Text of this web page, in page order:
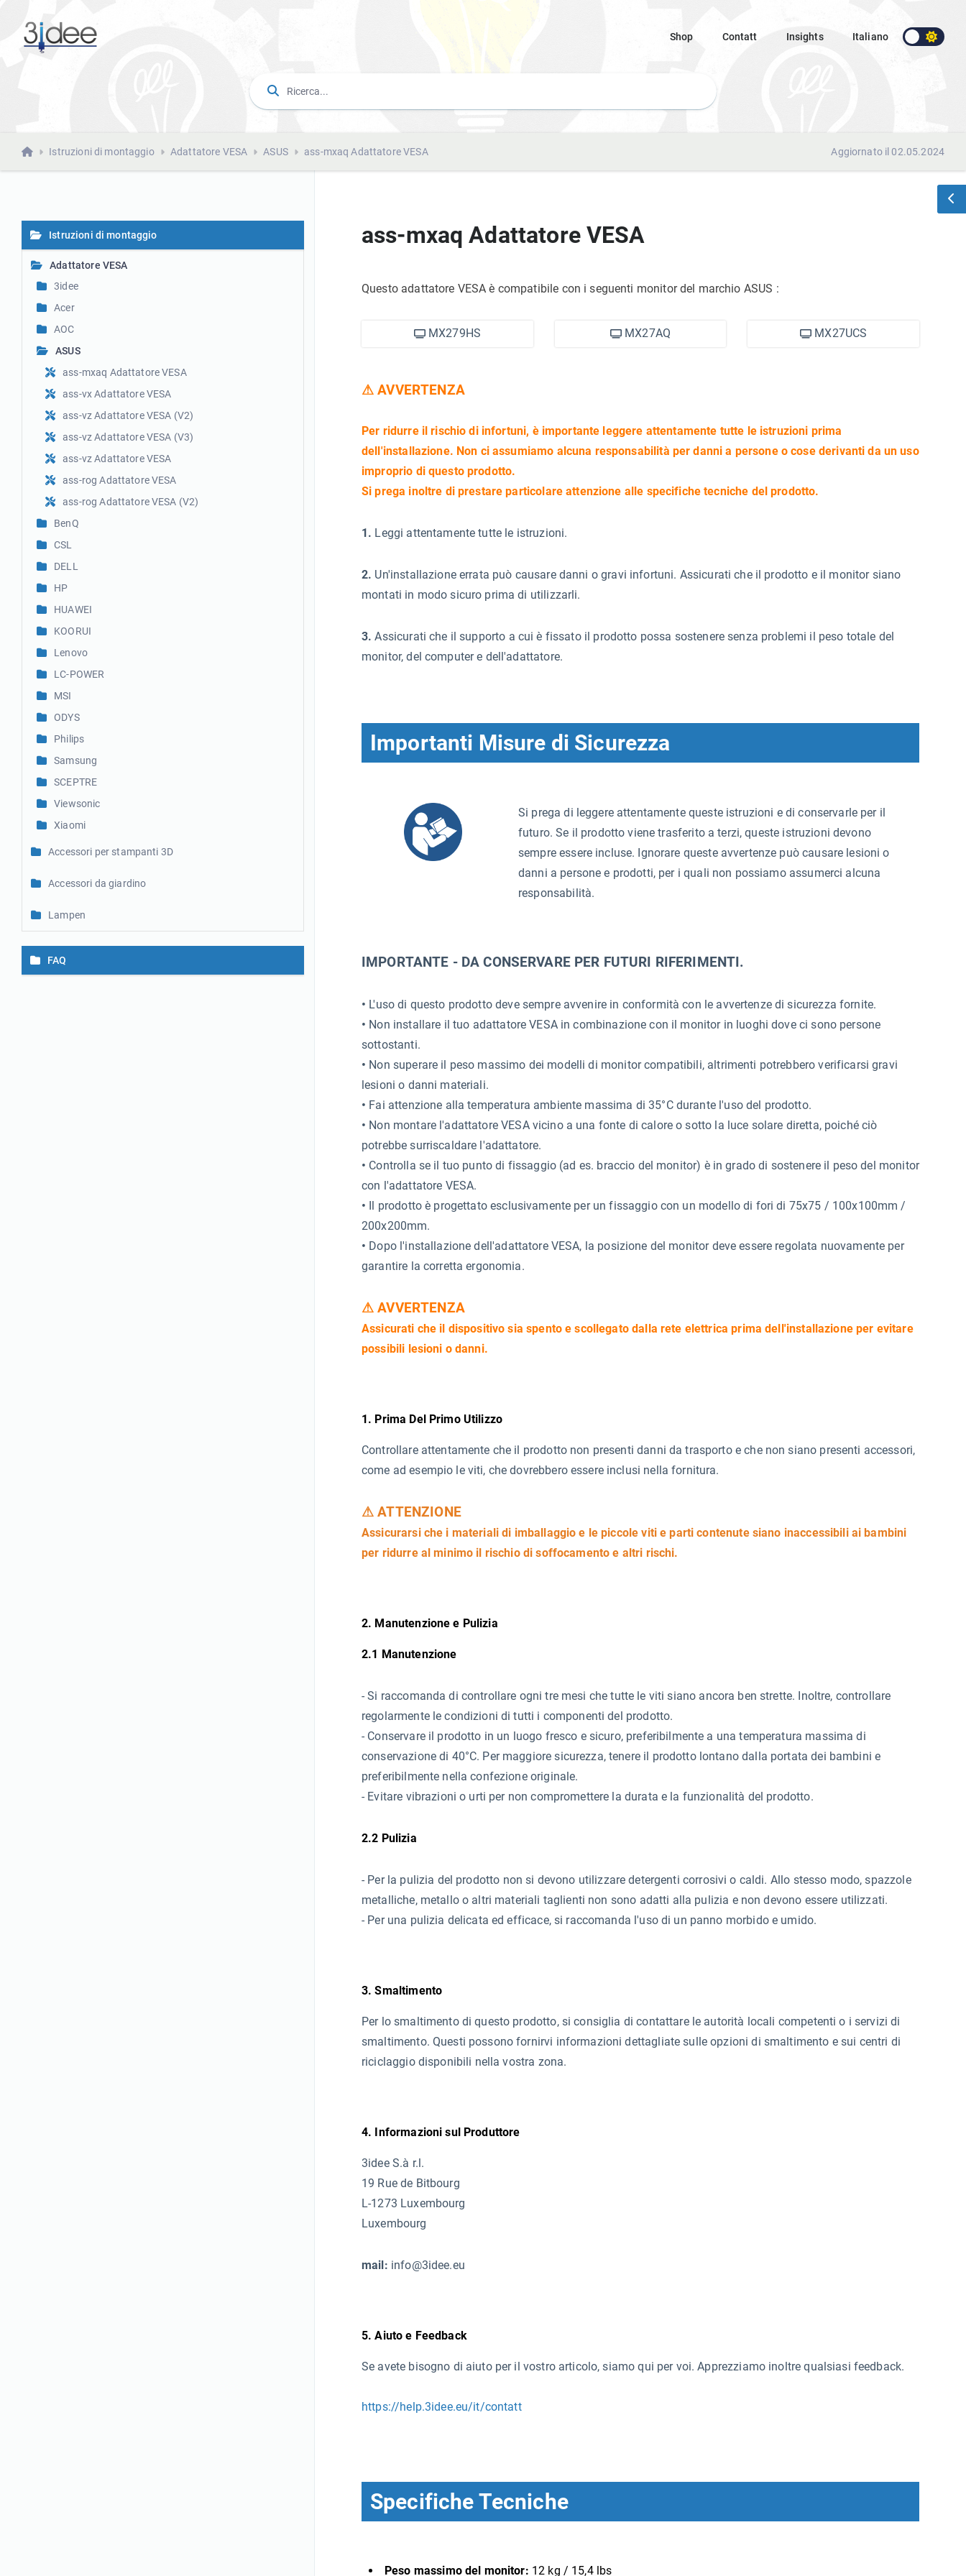
Shop Contatt Insights Italiano
Istruzioni di montaggio Adattatore VESA ASUS ass-mxaq Adattatore VESA Aggiornato il 02.05.2024
Istruzioni di montaggio
Adattatore VESA
3idee
Acer
AOC
ASUS
ass-mxaq Adattatore VESA
ass-vx Adattatore VESA
ass-vz Adattatore VESA (V2)
ass-vz Adattatore VESA (V3)
ass-vz Adattatore VESA
ass-rog Adattatore VESA
ass-rog Adattatore VESA (V2)
BenQ
CSL
DELL
HP
HUAWEI
KOORUI
Lenovo
LC-POWER
MSI
ODYS
Philips
Samsung
SCEPTRE
Viewsonic
Xiaomi
Accessori per stampanti 3D
Accessori da giardino
Lampen
FAQ
ass-mxaq Adattatore VESA
Questo adattatore VESA è compatibile con i seguenti monitor del marchio ASUS :
MX279HS MX27AQ MX27UCS
⚠ AVVERTENZA
Per ridurre il rischio di infortuni, è importante leggere attentamente tutte le istruzioni prima
dell'installazione. Non ci assumiamo alcuna responsabilità per danni a persone o cose derivanti da un uso
improprio di questo prodotto.
Si prega inoltre di prestare particolare attenzione alle specifiche tecniche del prodotto.
1. Leggi attentamente tutte le istruzioni.
2. Un'installazione errata può causare danni o gravi infortuni. Assicurati che il prodotto e il monitor siano
montati in modo sicuro prima di utilizzarli.
3.Assicurati che il supporto a cui è fissato il prodotto possa sostenere senza problemi il peso totale del
monitor, del computer e dell'adattatore.
Importanti Misure di Sicurezza
Si prega di leggere attentamente queste istruzioni e di conservarle per il
futuro. Se il prodotto viene trasferito a terzi, queste istruzioni devono
sempre essere incluse. Ignorare queste avvertenze può causare lesioni o
danni a persone e prodotti, per i quali non possiamo assumerci alcuna
responsabilità.
IMPORTANTE - DA CONSERVARE PER FUTURI RIFERIMENTI.
• L'uso di questo prodotto deve sempre avvenire in conformità con le avvertenze di sicurezza fornite.
• Non installare il tuo adattatore VESA in combinazione con il monitor in luoghi dove ci sono persone
sottostanti.
• Non superare il peso massimo dei modelli di monitor compatibili, altrimenti potrebbero verificarsi gravi
lesioni o danni materiali.
• Fai attenzione alla temperatura ambiente massima di 35°C durante l'uso del prodotto.
• Non montare l'adattatore VESA vicino a una fonte di calore o sotto la luce solare diretta, poiché ciò
potrebbe surriscaldare l'adattatore.
• Controlla se il tuo punto di fissaggio (ad es. braccio del monitor) è in grado di sostenere il peso del monitor
con l'adattatore VESA.
• Il prodotto è progettato esclusivamente per un fissaggio con un modello di fori di 75x75 / 100x100mm /
200x200mm.
• Dopo l'installazione dell'adattatore VESA, la posizione del monitor deve essere regolata nuovamente per
garantire la corretta ergonomia.
⚠ AVVERTENZA
Assicurati che il dispositivo sia spento e scollegato dalla rete elettrica prima dell'installazione per evitare
possibili lesioni o danni.
1. Prima Del Primo Utilizzo
Controllare attentamente che il prodotto non presenti danni da trasporto e che non siano presenti accessori,
come ad esempio le viti, che dovrebbero essere inclusi nella fornitura.
⚠ ATTENZIONE
Assicurarsi che i materiali di imballaggio e le piccole viti e parti contenute siano inaccessibili ai bambini
per ridurre al minimo il rischio di soffocamento e altri rischi.
2. Manutenzione e Pulizia
2.1 Manutenzione
- Si raccomanda di controllare ogni tre mesi che tutte le viti siano ancora ben strette. Inoltre, controllare
regolarmente le condizioni di tutti i componenti del prodotto.
- Conservare il prodotto in un luogo fresco e sicuro, preferibilmente a una temperatura massima di
conservazione di 40°C. Per maggiore sicurezza, tenere il prodotto lontano dalla portata dei bambini e
preferibilmente nella confezione originale.
- Evitare vibrazioni o urti per non compromettere la durata e la funzionalità del prodotto.
2.2 Pulizia
- Per la pulizia del prodotto non si devono utilizzare detergenti corrosivi o caldi. Allo stesso modo, spazzole
metalliche, metallo o altri materiali taglienti non sono adatti alla pulizia e non devono essere utilizzati.
- Per una pulizia delicata ed efficace, si raccomanda l'uso di un panno morbido e umido.
3. Smaltimento
Per lo smaltimento di questo prodotto, si consiglia di contattare le autorità locali competenti o i servizi di
smaltimento. Questi possono fornirvi informazioni dettagliate sulle opzioni di smaltimento e sui centri di
riciclaggio disponibili nella vostra zona.
4. Informazioni sul Produttore
3idee S.à r.l.
19 Rue de Bitbourg
L-1273 Luxembourg
Luxembourg
mail: info@3idee.eu
5. Aiuto e Feedback
Se avete bisogno di aiuto per il vostro articolo, siamo qui per voi. Apprezziamo inoltre qualsiasi feedback.
https://help.3idee.eu/it/contatt
Specifiche Tecniche
Peso massimo del monitor: 12 kg / 15,4 lbs